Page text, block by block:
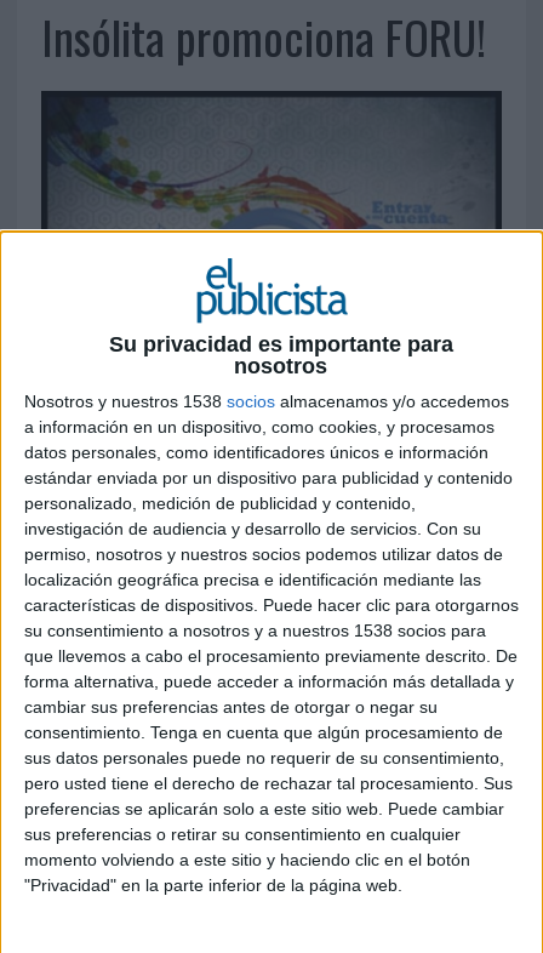
Su privacidad es importante para
nosotros
Nosotros y nuestros 1538 socios almacenamos y/o accedemos
a información en un dispositivo, como cookies, y procesamos
datos personales, como identificadores únicos e información
estándar enviada por un dispositivo para publicidad y contenido
personalizado, medición de publicidad y contenido,
investigación de audiencia y desarrollo de servicios. Con su
permiso, nosotros y nuestros socios podemos utilizar datos de
localización geográfica precisa e identificación mediante las
características de dispositivos. Puede hacer clic para otorgarnos
su consentimiento a nosotros y a nuestros 1538 socios para
que llevemos a cabo el procesamiento previamente descrito. De
forma alternativa, puede acceder a información más detallada y
cambiar sus preferencias antes de otorgar o negar su
consentimiento. Tenga en cuenta que algún procesamiento de
sus datos personales puede no requerir de su consentimiento,
pero usted tiene el derecho de rechazar tal procesamiento. Sus
preferencias se aplicarán solo a este sitio web. Puede cambiar
sus preferencias o retirar su consentimiento en cualquier
momento volviendo a este sitio y haciendo clic en el botón
"Privacidad" en la parte inferior de la página web.
Insólita promociona FORU!
16 DE JULIO DE 2010
Es una marca de Fortuna, de Altadis
Altadis ha renovado su confianza en Insólita para el desarrollo de la nueva
promoción de FORU!, una nueva marca de rubio, con sabor Fortuna, dirigida a
Insólita, agencia especializada en shopper marketing, es la responsable de
gestionar las campañas de FORU! dirigidas al consumidor, marca para la que
Insólita ha desarrollado un programa de fidelización que tiene como novedad la
creación de la primera plataforma de redención basada en el entorno web y que
no requiere redención física de las pruebas de compra ni de la acumulación de las
promoción hace seis meses, con 4.520 usuarios registrados, entre los que se
entregaron 1.223 premios y 67.788 participaciones para el viaje a Ibiza que se
sorteaba en esa ocasión.